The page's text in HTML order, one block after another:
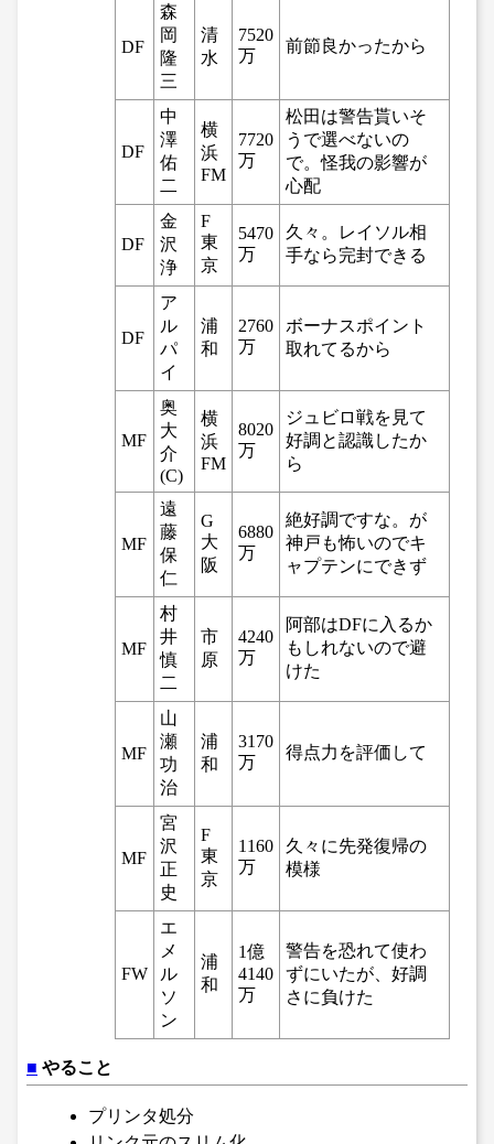
DF
森
岡
隆
三
清
水
7520
万
前節良かったから
DF
中
澤
佑
二
横
浜
FM
7720
万
松田は警告貰いそ
うで選べないの
で。怪我の影響が
心配
DF
金
沢
浄
F
東
京
5470
万
久々。レイソル相
手なら完封できる
DF
ア
ル
パ
イ
浦
和
2760
万
ボーナスポイント
取れてるから
MF
奥
大
介
(C)
横
浜
FM
8020
万
ジュビロ戦を見て
好調と認識したか
ら
MF
遠
藤
保
仁
G
大
阪
6880
万
絶好調ですな。が
神戸も怖いのでキ
ャプテンにできず
MF
村
井
慎
二
市
原
4240
万
阿部はDFに入るか
もしれないので避
けた
MF
山
瀬
功
治
浦
和
3170
万
得点力を評価して
MF
宮
沢
正
史
F
東
京
1160
万
久々に先発復帰の
模様
FW
エ
メ
ル
ソ
ン
浦
和
1億
4140
万
警告を恐れて使わ
ずにいたが、好調
さに負けた
■ やること
プリンタ処分